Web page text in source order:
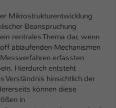
Mikrostrukturentwicklung
Beanspruchung
zentrales Thema dar, wenn
ablaufenden Mechanismen
erfassten
Hierdurch entsteht
Verständnis hinsichtlich der
können diese
in